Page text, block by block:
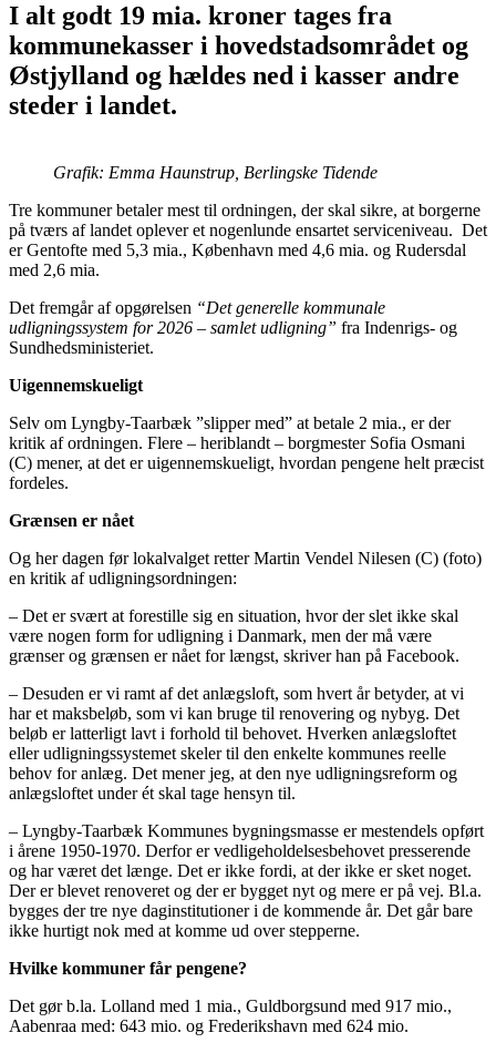
I alt godt 19 mia. kroner tages fra
kommunekasser i hovedstadsområdet og
Østjylland og hældes ned i kasser andre
steder i landet.
Grafik: Emma Haunstrup, Berlingske Tidende
Tre kommuner betaler mest til ordningen, der skal sikre, at borgerne
på tværs af landet oplever et nogenlunde ensartet serviceniveau. Det
er Gentofte med 5,3 mia., København med 4,6 mia. og Rudersdal
med 2,6 mia.
Det fremgår af opgørelsen “Det generelle kommunale
udligningssystem for 2026 – samlet udligning” fra Indenrigs- og
Sundhedsministeriet.
Uigennemskueligt
Selv om Lyngby-Taarbæk ”slipper med” at betale 2 mia., er der
kritik af ordningen. Flere – heriblandt – borgmester Sofia Osmani
(C) mener, at det er uigennemskueligt, hvordan pengene helt præcist
fordeles.
Grænsen er nået
Og her dagen før lokalvalget retter Martin Vendel Nilesen (C) (foto)
en kritik af udligningsordningen:
– Det er svært at forestille sig en situation, hvor der slet ikke skal
være nogen form for udligning i Danmark, men der må være
grænser og grænsen er nået for længst, skriver han på Facebook.
– Desuden er vi ramt af det anlægsloft, som hvert år betyder, at vi
har et maksbeløb, som vi kan bruge til renovering og nybyg. Det
beløb er latterligt lavt i forhold til behovet. Hverken anlægsloftet
eller udligningssystemet skeler til den enkelte kommunes reelle
behov for anlæg. Det mener jeg, at den nye udligningsreform og
anlægsloftet under ét skal tage hensyn til.
– Lyngby-Taarbæk Kommunes bygningsmasse er mestendels opført
i årene 1950-1970. Derfor er vedligeholdelsesbehovet presserende
og har været det længe. Det er ikke fordi, at der ikke er sket noget.
Der er blevet renoveret og der er bygget nyt og mere er på vej. Bl.a.
bygges der tre nye daginstitutioner i de kommende år. Det går bare
ikke hurtigt nok med at komme ud over stepperne.
Hvilke kommuner får pengene?
Det gør b.la. Lolland med 1 mia., Guldborgsund med 917 mio.,
Aabenraa med: 643 mio. og Frederikshavn med 624 mio.